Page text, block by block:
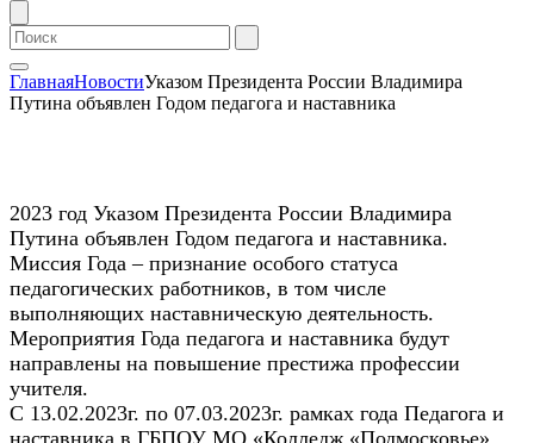
ГлавнаяНовостиУказом Президента России Владимира
Путина объявлен Годом педагога и наставника
2023 год Указом Президента России Владимира
Путина объявлен Годом педагога и наставника.
Миссия Года – признание особого статуса
педагогических работников, в том числе
выполняющих наставническую деятельность.
Мероприятия Года педагога и наставника будут
направлены на повышение престижа профессии
учителя.
С 13.02.2023г. по 07.03.2023г. рамках года Педагога и
наставника в ГБПОУ МО «Колледж «Подмосковье»